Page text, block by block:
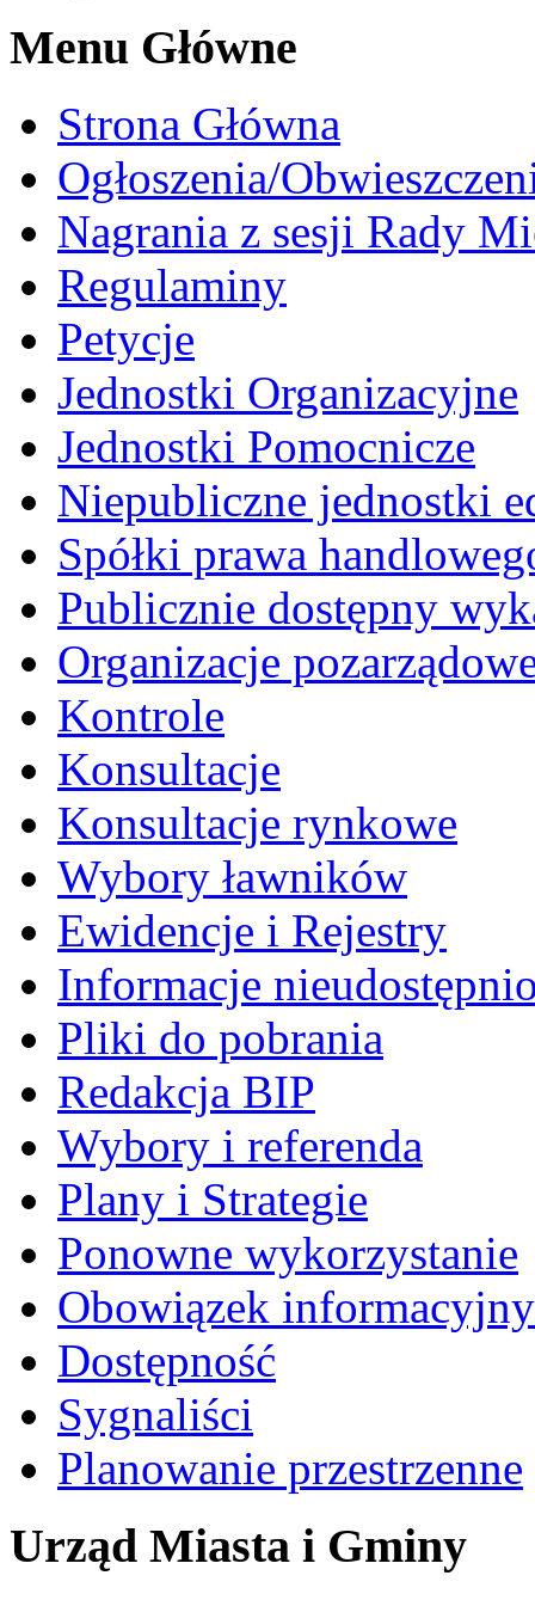
Menu Główne
Strona Główna
Ogłoszenia/
Nagrania z sesji Rady
Regulaminy
Petycje
Jednostki Organizacyjne
Jednostki Pomocnicze
Niepubliczne jednostki
Spółki prawa
Publicznie dostępny
Organizacje
Kontrole
Konsultacje
Konsultacje rynkowe
Wybory ławników
Ewidencje i Rejestry
Informacje
Pliki do pobrania
Redakcja BIP
Wybory i referenda
Plany i Strategie
Ponowne wykorzystanie
Obowiązek informacyjny
Dostępność
Sygnaliści
Planowanie przestrzenne
Urząd Miasta i Gminy